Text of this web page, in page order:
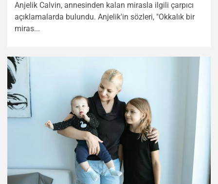
Anjelik Calvin, annesinden kalan mirasla ilgili çarpıcı
açıklamalarda bulundu. Anjelik'in sözleri, "Okkalık bir
miras...